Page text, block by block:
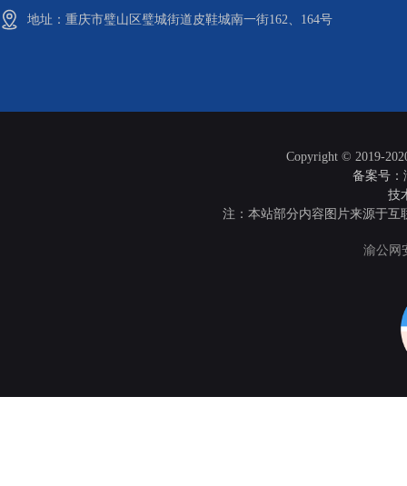
地址：重庆市璧山区璧城街道皮鞋城南一街162、164号
Copyright © 2019-
备案号：
技
注：本站部分内容图片来源于
渝公网